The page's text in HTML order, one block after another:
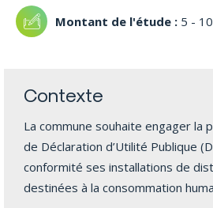
5 -
Contexte
La commune souhaite engager la
de Déclaration d’Utilité Publique
conformité ses installations de
destinées à la consommation